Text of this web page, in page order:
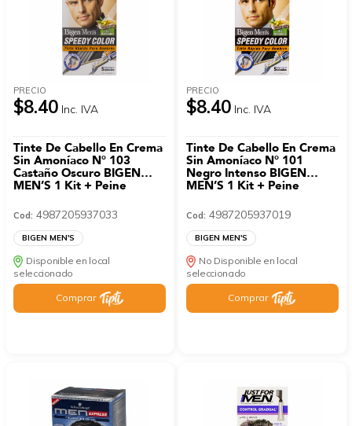
PRECIO
$8.40 Inc. IVA
Tinte De Cabello En Crema
Sin Amoníaco N° 103
Castaño Oscuro BIGEN
MEN’S 1 Kit + Peine
Cod: 4987205937033
BIGEN MEN'S
Disponible en local
seleccionado
Comprar
PRECIO
$8.40 Inc. IVA
Tinte De Cabello En Crema
Sin Amoníaco N° 101
Negro Intenso BIGEN
MEN’S 1 Kit + Peine
Cod: 4987205937019
BIGEN MEN'S
No Disponible en local
seleccionado
Comprar